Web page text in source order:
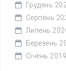
Грудень
Серпень
Липень
Березень
Січень 2019